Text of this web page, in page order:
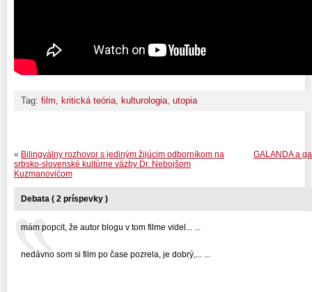
Tag: film, kritická teória, kulturologia, utopia
GALANDA a
« Bilingválny rozhovor s jediným žijúcim odborníkom na
srbsko-slovenské kultúrne väzby Dr. Nebojšom
Kuzmanovićom
Debata ( 2 príspevky )
mám popcit, že autor blogu v tom filme videl... ...
nedávno som si film po čase pozrela, je dobrý,... ...